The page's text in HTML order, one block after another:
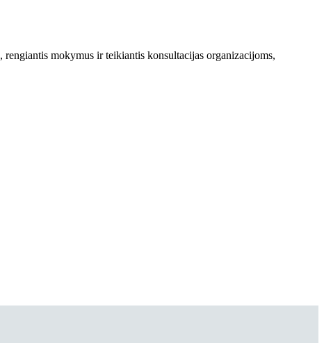
mokymus ir teikiantis konsultacijas organizacijoms,